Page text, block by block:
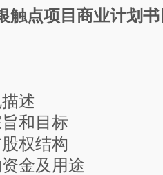
触点项目商业计划
述
和目标
权结构
金及用途